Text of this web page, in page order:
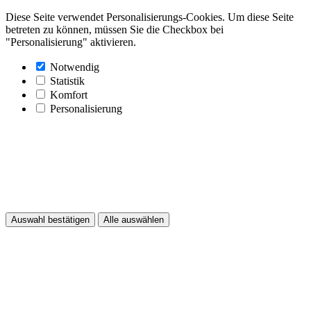
Diese Seite verwendet Personalisierungs-Cookies. Um diese Seite
betreten zu können, müssen Sie die Checkbox bei
"Personalisierung" aktivieren.
Notwendig
Statistik
Komfort
Personalisierung
Auswahl bestätigen Alle auswählen